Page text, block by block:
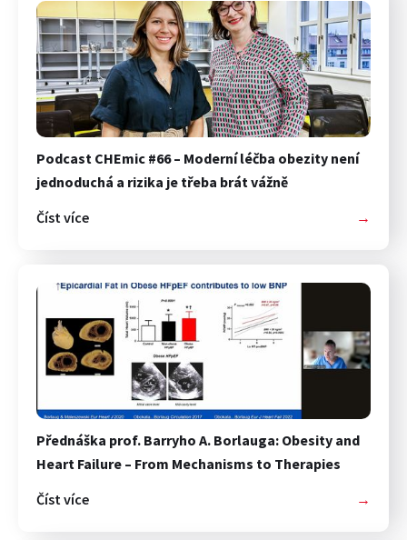
Podcast CHEmic #66 – Moderní léčba obezity není
jednoduchá a rizika je třeba brát vážně
Číst více
→
Přednáška prof. Barryho A. Borlauga: Obesity and
Heart Failure – From Mechanisms to Therapies
Číst více
→